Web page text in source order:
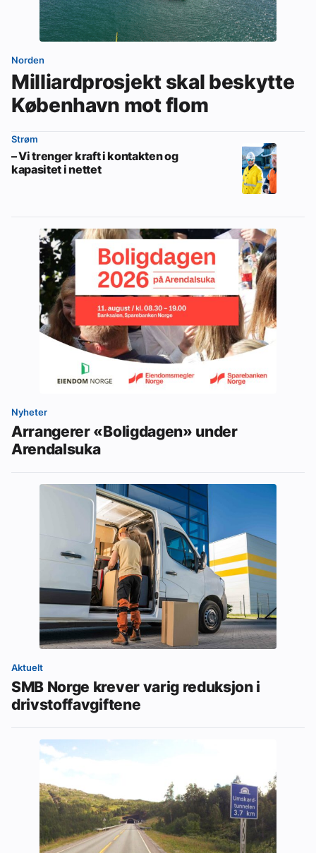
Norden
Milliardprosjekt skal beskytte
København mot flom
Strøm
– Vi trenger kraft i kontakten og
kapasitet i nettet
Nyheter
Arrangerer «Boligdagen» under
Arendalsuka
Aktuelt
SMB Norge krever varig reduksjon i
drivstoffavgiftene